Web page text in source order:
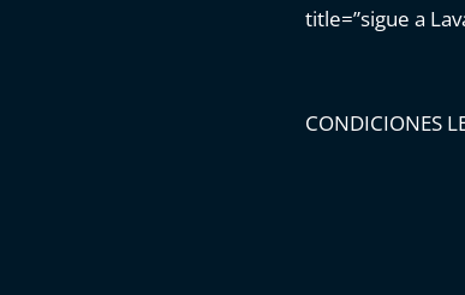
title=”sigue a
CONDICIONES